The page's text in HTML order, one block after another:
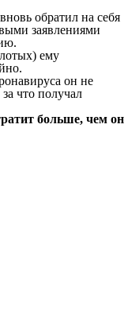
обратил на себя
заявлениями
ему
он не
что получал
больше, чем он